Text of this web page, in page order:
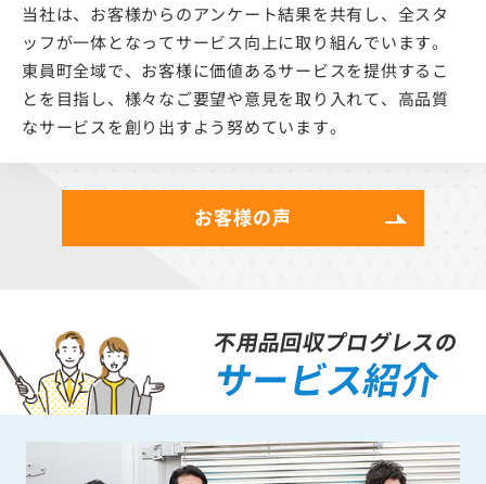
当社は、お客様からのアンケート結果を共有し、全スタ
ッフが一体となってサービス向上に取り組んでいます。
東員町全域で、お客様に価値あるサービスを提供するこ
とを目指し、様々なご要望や意見を取り入れて、高品質
なサービスを創り出すよう努めています。
お客様の声
不用品回収プログレスの
サービス紹介